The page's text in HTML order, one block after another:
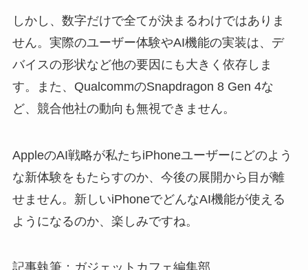
しかし、数字だけで全てが決まるわけではありま
せん。実際のユーザー体験やAI機能の実装は、デ
バイスの形状など他の要因にも大きく依存しま
す。また、QualcommのSnapdragon 8 Gen 4な
ど、競合他社の動向も無視できません。
AppleのAI戦略が私たちiPhoneユーザーにどのよう
な新体験をもたらすのか、今後の展開から目が離
せません。新しいiPhoneでどんなAI機能が使える
ようになるのか、楽しみですね。